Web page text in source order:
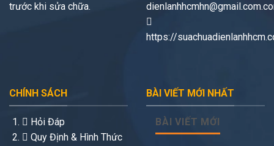
trước khi sửa chữa.
https://
CHÍNH SÁCH
Hỏi Đáp
Quy Định & Hình Thức
BÀI VIẾT MỚI NHẤT
BÀI VIẾT MỚI